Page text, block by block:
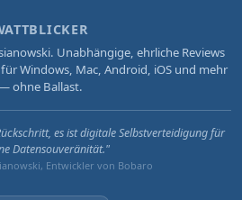
Unabhängige, ehrliche Reviews
Windows, Mac, Android, iOS und mehr
ohne Ballast.
es ist digitale Selbstverteidigung für
Datensouveränität."
Entwickler von Bobaro